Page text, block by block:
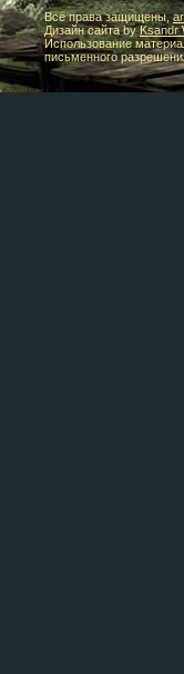
Все права защищены,
Дизайн сайта byKsandr
Использование
письменного